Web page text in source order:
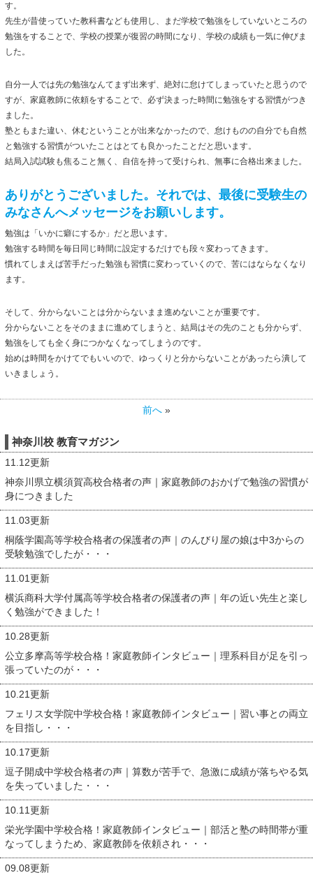
す。
先生が昔使っていた教科書なども使用し、まだ学校で勉強をしていないところの
勉強をすることで、学校の授業が復習の時間になり、学校の成績も一気に伸びま
した。
自分一人では先の勉強なんてまず出来ず、絶対に怠けてしまっていたと思うので
すが、家庭教師に依頼をすることで、必ず決まった時間に勉強をする習慣がつき
ました。
塾ともまた違い、休むということが出来なかったので、怠けものの自分でも自然
と勉強する習慣がついたことはとても良かったことだと思います。
結局入試試験も焦ること無く、自信を持って受けられ、無事に合格出来ました。
ありがとうございました。それでは、最後に受験生の
みなさんへメッセージをお願いします。
勉強は「いかに癖にするか」だと思います。
勉強する時間を毎日同じ時間に設定するだけでも段々変わってきます。
慣れてしまえば苦手だった勉強も習慣に変わっていくので、苦にはならなくなり
ます。
そして、分からないことは分からないまま進めないことが重要です。
分からないことをそのままに進めてしまうと、結局はその先のことも分からず、
勉強をしても全く身につかなくなってしまうのです。
始めは時間をかけてでもいいので、ゆっくりと分からないことがあったら潰して
いきましょう。
前へ »
神奈川校 教育マガジン
11.12更新
神奈川県立横須賀高校合格者の声｜家庭教師のおかげで勉強の習慣が
身につきました
11.03更新
桐蔭学園高等学校合格者の保護者の声｜のんびり屋の娘は中3からの
受験勉強でしたが・・・
11.01更新
横浜商科大学付属高等学校合格者の保護者の声｜年の近い先生と楽し
く勉強ができました！
10.28更新
公立多摩高等学校合格！家庭教師インタビュー｜理系科目が足を引っ
張っていたのが・・・
10.21更新
フェリス女学院中学校合格！家庭教師インタビュー｜習い事との両立
を目指し・・・
10.17更新
逗子開成中学校合格者の声｜算数が苦手で、急激に成績が落ちやる気
を失っていました・・・
10.11更新
栄光学園中学校合格！家庭教師インタビュー｜部活と塾の時間帯が重
なってしまうため、家庭教師を依頼され・・・
09.08更新